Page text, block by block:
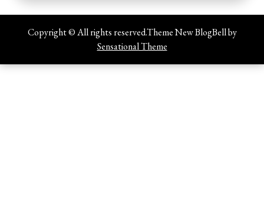
Copyright © All rights reserved.Theme New BlogBell by
Sensational Theme